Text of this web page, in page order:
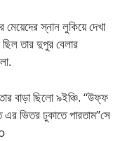
স্নান লুকিয়ে দেখা
ছিল তার দুপুর বেলার
বাড়া ছিলো ৯ইঞ্চি. “উফ্ফ
এর ভিতর ঢুকাতে পারতাম”সে